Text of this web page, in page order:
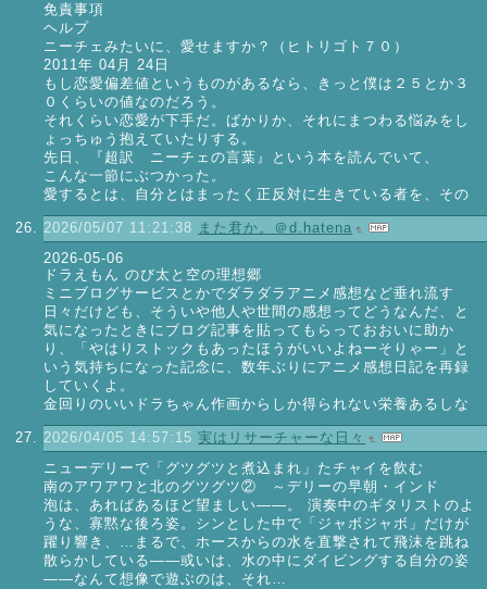
免責事項
ヘルプ
ニーチェみたいに、愛せますか？（ヒトリゴト７０）
2011年 04月 24日
もし恋愛偏差値というものがあるなら、きっと僕は２５とか３
０くらいの値なのだろう。
それくらい恋愛が下手だ。ばかりか、それにまつわる悩みをし
ょっちゅう抱えていたりする。
先日、『超訳 ニーチェの言葉』という本を読んでいて、
こんな一節にぶつかった。
愛するとは、自分とはまったく正反対に生きている者を、その
2026/05/07 11:21:38 また君か。＠d.hatena
2026-05-06
ドラえもん のび太と空の理想郷
ミニブログサービスとかでダラダラアニメ感想など垂れ流す
日々だけども、そういや他人や世間の感想ってどうなんだ、と
気になったときにブログ記事を貼ってもらっておおいに助か
り、「やはりストックもあったほうがいいよねーそりゃー」と
いう気持ちになった記念に、数年ぶりにアニメ感想日記を再録
していくよ。
金回りのいいドラちゃん作画からしか得られない栄養あるしな
2026/04/05 14:57:15 実はリサーチャーな日々
ニューデリーで「グツグツと煮込まれ」たチャイを飲む
南のアワアワと北のグツグツ② ～デリーの早朝・インド
泡は、あればあるほど望ましい――。 演奏中のギタリストのよ
うな、寡黙な後ろ姿。シンとした中で「ジャボジャボ」だけが
躍り響き、…まるで、ホースからの水を直撃されて飛沫を跳ね
散らかしている――或いは、水の中にダイビングする自分の姿
—―なんて想像で遊ぶのは、それ…